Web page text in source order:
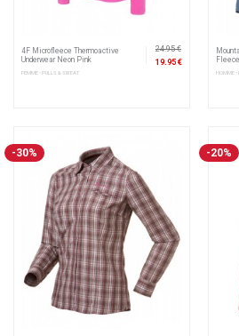
4F Microfleece Thermoactive
Underwear Neon Pink
FEMME • PULLS & SWEAT
24.95 €
19.95 €
HOMME •
-30% -20%